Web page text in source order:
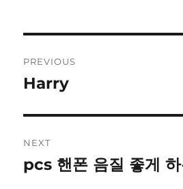
navigation
PREVIOUS
Previous
Harry
NEXT
Next
pcs 핸폰 음질 좋게